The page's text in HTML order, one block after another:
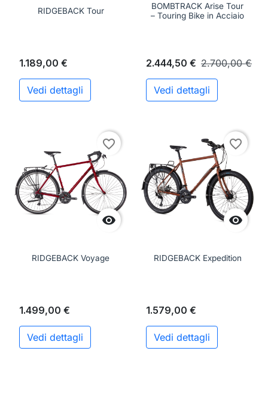
RIDGEBACK Tour
1.189,00 €
Vedi dettagli
BOMBTRACK Arise Tour
– Touring Bike in Acciaio
2.444,50 € 2.700,00 €
Vedi dettagli

favorite_border
RIDGEBACK Voyage
1.499,00 €
Vedi dettagli

favorite_border
RIDGEBACK Expedition
1.579,00 €
Vedi dettagli